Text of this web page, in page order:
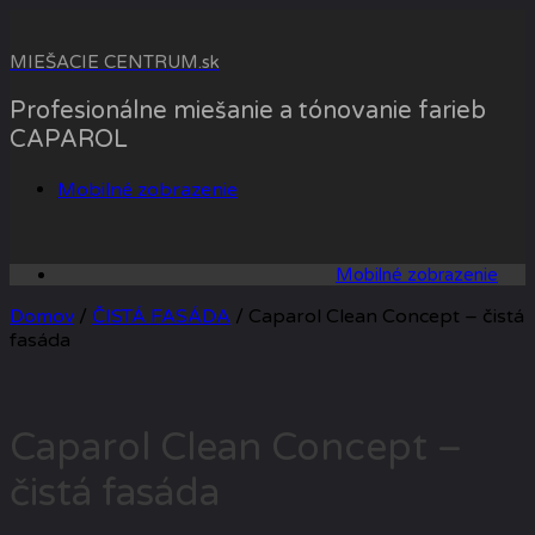
content
MIEŠACIE CENTRUM.sk
Profesionálne miešanie a tónovanie farieb
CAPAROL
Mobilné zobrazenie
Mobilné zobrazenie
Domov / ČISTÁ FASÁDA / Caparol Clean Concept – čistá
fasáda
Caparol Clean Concept –
čistá fasáda